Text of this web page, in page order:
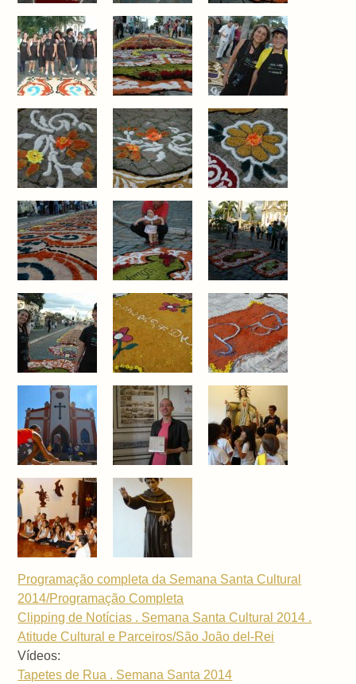
Programação completa da Semana Santa Cultural
2014/Programação Completa
Clipping de Notícias . Semana Santa Cultural 2014 .
Atitude Cultural e Parceiros/São João del-Rei
Vídeos:
Tapetes de Rua . Semana Santa 2014